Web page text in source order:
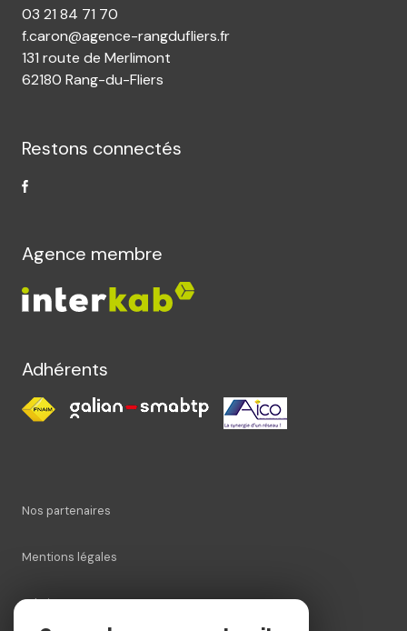
03 21 84 71 70
f.caron@agence-rangdufliers.fr
131 route de Merlimont
62180 Rang-du-Fliers
Restons connectés
Agence membre
Adhérents
Nos partenaires
Mentions légales
Admin